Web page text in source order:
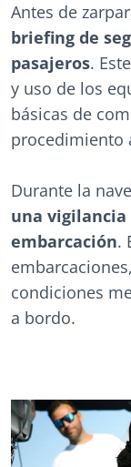
Antes de
briefing de
pasajeros.
y uso de los
básicas de
procedimiento
Durante la
una
embarcación.
condiciones
a bordo.